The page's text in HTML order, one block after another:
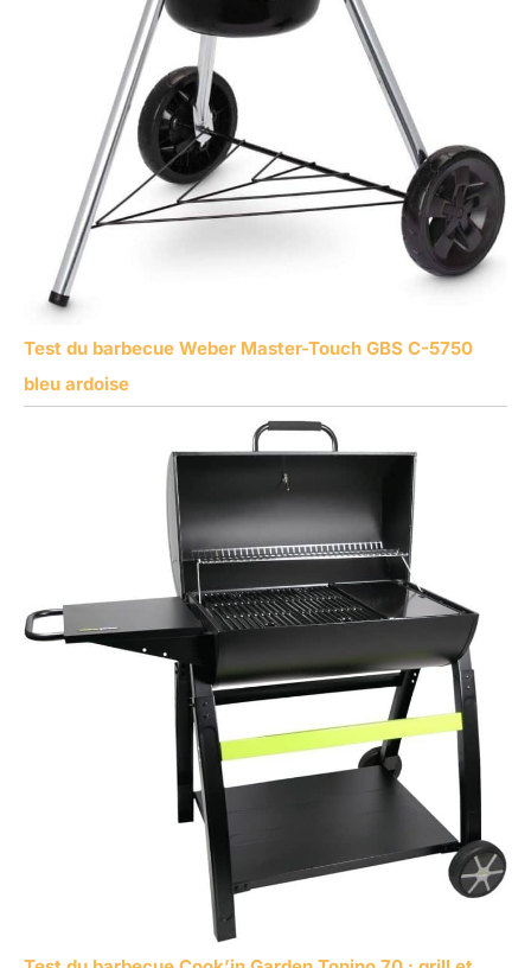
Test du barbecue Weber Master-Touch GBS C-5750
bleu ardoise